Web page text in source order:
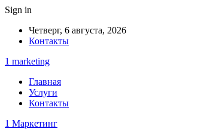
Sign in
Четверг, 6 августа, 2026
Контакты
1 marketing
Главная
Услуги
Контакты
1 Маркетинг